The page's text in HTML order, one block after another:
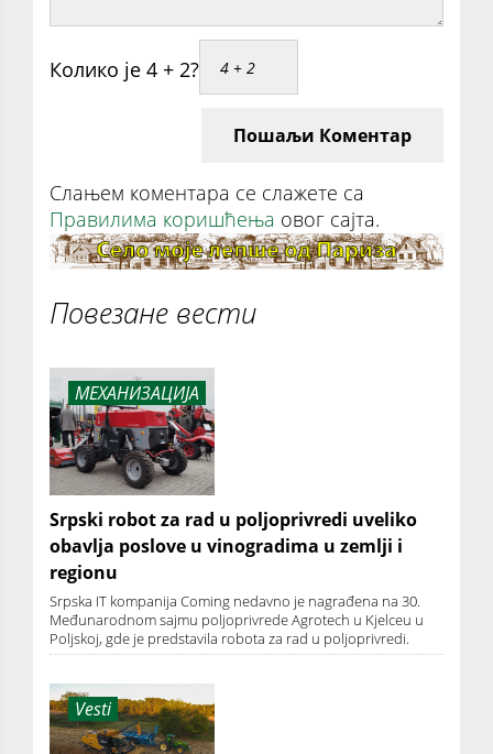
Колико је 4 + 2?
Пошаљи Коментар
Слањем коментара се слажете са
Правилима коришћења овог сајта.
Повезане вести
МЕХАНИЗАЦИЈА
Srpski robot za rad u poljoprivredi uveliko
obavlja poslove u vinogradima u zemlji i
regionu
Srpska IT kompanija Coming nedavno je nagrađena na 30.
Međunarodnom sajmu poljoprivrede Agrotech u Kjelceu u
Poljskoj, gde je predstavila robota za rad u poljoprivredi.
Vesti